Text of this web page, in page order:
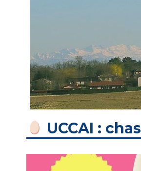
UCCAI :